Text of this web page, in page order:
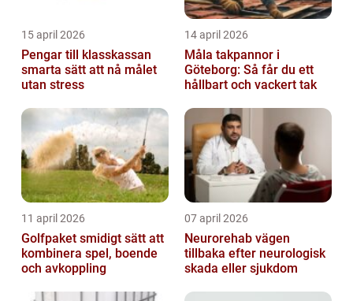
15 april 2026
Pengar till klasskassan
smarta sätt att nå målet
utan stress
14 april 2026
Måla takpannor i
Göteborg: Så får du ett
hållbart och vackert tak
11 april 2026
Golfpaket smidigt sätt att
kombinera spel, boende
och avkoppling
07 april 2026
Neurorehab vägen
tillbaka efter neurologisk
skada eller sjukdom